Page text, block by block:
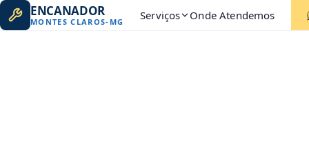
ENCANADOR
MONTES CLAROS- MG Serviços Onde Atendemos